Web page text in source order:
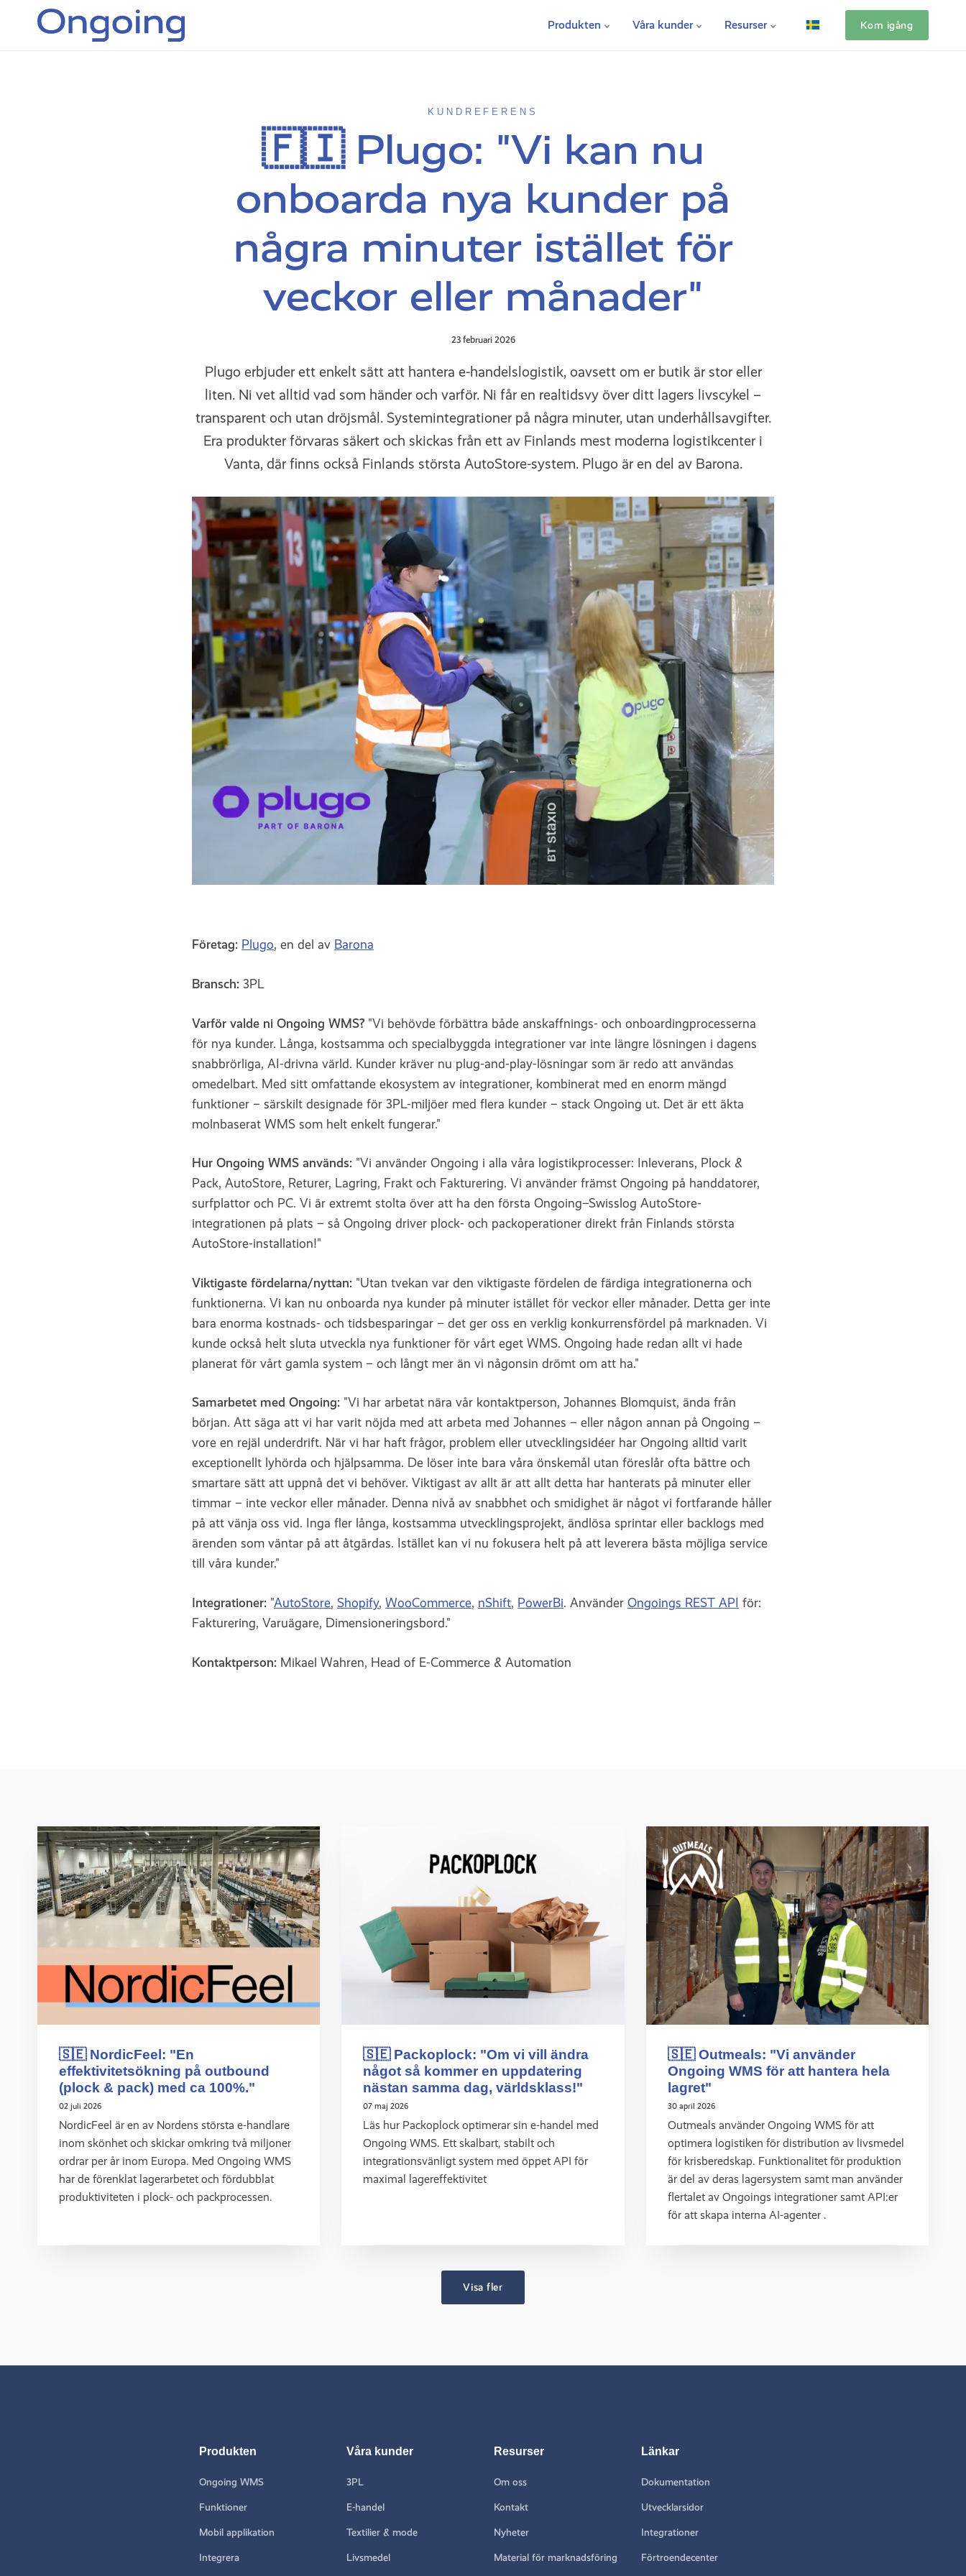
Produkten Våra kunder Resurser Kom igång
KUNDREFERENS
🇫🇮 Plugo: "Vi kan nu
onboarda nya kunder på
några minuter istället för
veckor eller månader"
23 februari 2026
Plugo erbjuder ett enkelt sätt att hantera e-handelslogistik, oavsett om er butik är stor eller
liten. Ni vet alltid vad som händer och varför. Ni får en realtidsvy över ditt lagers livscykel –
transparent och utan dröjsmål. Systemintegrationer på några minuter, utan underhållsavgifter.
Era produkter förvaras säkert och skickas från ett av Finlands mest moderna logistikcenter i
Vanta, där finns också Finlands största AutoStore-system. Plugo är en del av Barona.
Företag: Plugo, en del av Barona
Bransch: 3PL
Varför valde ni Ongoing WMS? "Vi behövde förbättra både anskaffnings- och onboardingprocesserna
för nya kunder. Långa, kostsamma och specialbyggda integrationer var inte längre lösningen i dagens
snabbrörliga, AI-drivna värld. Kunder kräver nu plug-and-play-lösningar som är redo att användas
omedelbart. Med sitt omfattande ekosystem av integrationer, kombinerat med en enorm mängd
funktioner – särskilt designade för 3PL-miljöer med flera kunder – stack Ongoing ut. Det är ett äkta
molnbaserat WMS som helt enkelt fungerar."
Hur Ongoing WMS används: "Vi använder Ongoing i alla våra logistikprocesser: Inleverans, Plock &
Pack, AutoStore, Returer, Lagring, Frakt och Fakturering. Vi använder främst Ongoing på handdatorer,
surfplattor och PC. Vi är extremt stolta över att ha den första Ongoing–Swisslog AutoStore-
integrationen på plats – så Ongoing driver plock- och packoperationer direkt från Finlands största
AutoStore-installation!"
Viktigaste fördelarna/nyttan: "Utan tvekan var den viktigaste fördelen de färdiga integrationerna och
funktionerna. Vi kan nu onboarda nya kunder på minuter istället för veckor eller månader. Detta ger inte
bara enorma kostnads- och tidsbesparingar – det ger oss en verklig konkurrensfördel på marknaden. Vi
kunde också helt sluta utveckla nya funktioner för vårt eget WMS. Ongoing hade redan allt vi hade
planerat för vårt gamla system – och långt mer än vi någonsin drömt om att ha."
Samarbetet med Ongoing: "Vi har arbetat nära vår kontaktperson, Johannes Blomquist, ända från
början. Att säga att vi har varit nöjda med att arbeta med Johannes – eller någon annan på Ongoing –
vore en rejäl underdrift. När vi har haft frågor, problem eller utvecklingsidéer har Ongoing alltid varit
exceptionellt lyhörda och hjälpsamma. De löser inte bara våra önskemål utan föreslår ofta bättre och
smartare sätt att uppnå det vi behöver. Viktigast av allt är att allt detta har hanterats på minuter eller
timmar – inte veckor eller månader. Denna nivå av snabbhet och smidighet är något vi fortfarande håller
på att vänja oss vid. Inga fler långa, kostsamma utvecklingsprojekt, ändlösa sprintar eller backlogs med
ärenden som väntar på att åtgärdas. Istället kan vi nu fokusera helt på att leverera bästa möjliga service
till våra kunder."
Integrationer: "AutoStore, Shopify, WooCommerce, nShift, PowerBi. Använder Ongoings REST API för:
Fakturering, Varuägare, Dimensioneringsbord."
Kontaktperson: Mikael Wahren, Head of E-Commerce & Automation
🇸🇪 NordicFeel: "En
effektivitetsökning på outbound
(plock & pack) med ca 100%."
02 juli 2026
NordicFeel är en av Nordens största e-handlare
inom skönhet och skickar omkring två miljoner
ordrar per år inom Europa. Med Ongoing WMS
har de förenklat lagerarbetet och fördubblat
produktiviteten i plock- och packprocessen.
🇸🇪 Packoplock: "Om vi vill ändra
något så kommer en uppdatering
nästan samma dag, världsklass!"
07 maj 2026
Läs hur Packoplock optimerar sin e-handel med
Ongoing WMS. Ett skalbart, stabilt och
integrationsvänligt system med öppet API för
maximal lagereffektivitet
🇸🇪 Outmeals: "Vi använder
Ongoing WMS för att hantera hela
lagret"
30 april 2026
Outmeals använder Ongoing WMS för att
optimera logistiken för distribution av livsmedel
för krisberedskap. Funktionalitet för produktion
är del av deras lagersystem samt man använder
flertalet av Ongoings integrationer samt API:er
för att skapa interna AI-agenter .
Visa fler
Produkten
Ongoing WMS
Funktioner
Mobil applikation
Integrera
Våra kunder
3PL
E-handel
Textilier & mode
Livsmedel
Resurser
Om oss
Kontakt
Nyheter
Material för marknadsföring
Länkar
Dokumentation
Utvecklarsidor
Integrationer
Förtroendecenter